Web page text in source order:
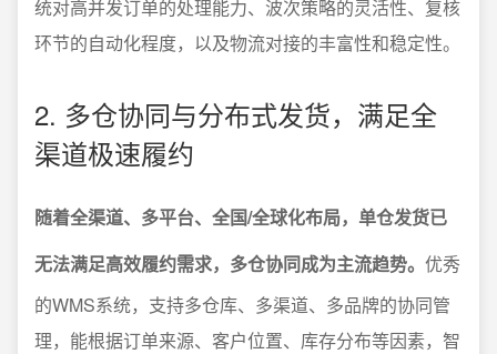
统对高并发订单的处理能力、波次策略的灵活性、复核
环节的自动化程度，以及物流对接的丰富性和稳定性。
2. 多仓协同与分布式发货，满足全
渠道极速履约
随着全渠道、多平台、全国/全球化布局，单仓发货已
无法满足高效履约需求，多仓协同成为主流趋势。 优秀
的WMS系统，支持多仓库、多渠道、多品牌的协同管
理，能根据订单来源、客户位置、库存分布等因素，智